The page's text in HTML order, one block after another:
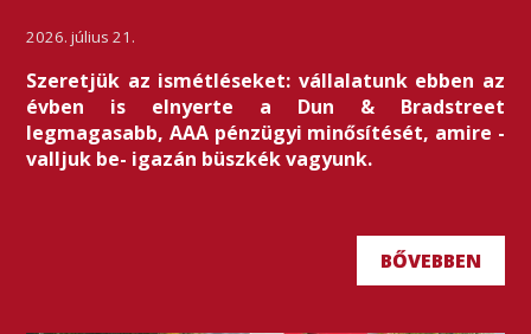
2026. július 21.
Szeretjük az ismétléseket: vállalatunk ebben az
évben is elnyerte a Dun & Bradstreet
legmagasabb, AAA pénzügyi minősítését, amire -
valljuk be- igazán büszkék vagyunk.
BŐVEBBEN